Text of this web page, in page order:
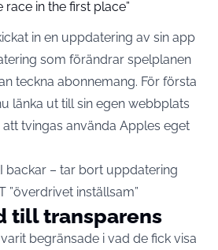
race in the first place”
in en uppdatering av sin app
som förändrar spelplanen
teckna abonnemang. För första
länka ut till sin egen webbplats
tvingas använda Apples eget
backar – tar bort uppdatering
”överdrivet inställsam”
till transparens
begränsade i vad de fick visa